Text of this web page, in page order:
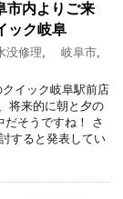
市内よりご来
ック岐阜
没修理, 岐阜市,
イック岐阜駅前店
将来的に朝と夕の
だそうですね！ さ
すると発表してい